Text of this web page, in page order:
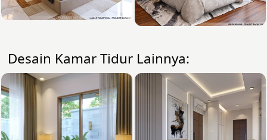
Desain Kamar Tidur Lainnya: